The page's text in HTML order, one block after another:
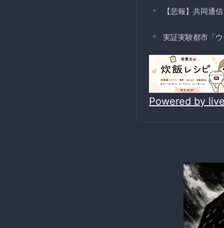
【悲報】共同通
実証実験都市「
Powered by